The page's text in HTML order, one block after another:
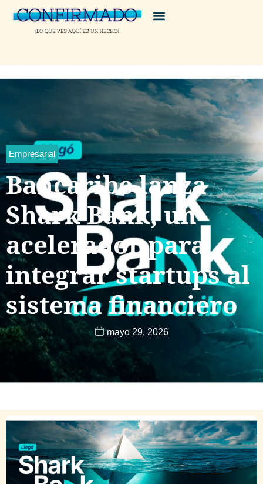
Empresarial
Bancaribe lanza
Shark Bank, un
acelerador para
integrar startups al
sistema financiero
mayo 29, 2026